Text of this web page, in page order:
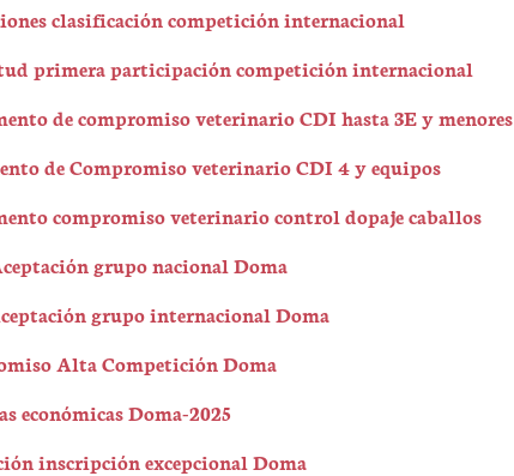
clasificación competición internacional
primera participación competición internacional
de compromiso veterinario CDI hasta 3E y menores
de Compromiso veterinario CDI 4 y equipos
compromiso veterinario control dopaje caballos
grupo nacional Doma
grupo internacional Doma
Alta Competición Doma
económicas Doma-2025
inscripción excepcional Doma